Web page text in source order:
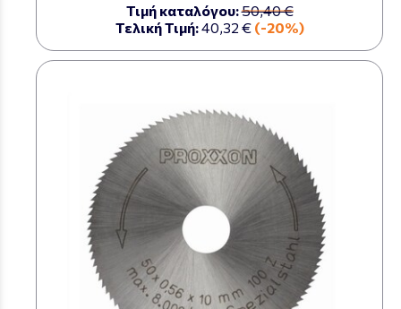
Τιμή καταλόγου:50,40 €
Τελική Τιμή:40,32 € (-20%)